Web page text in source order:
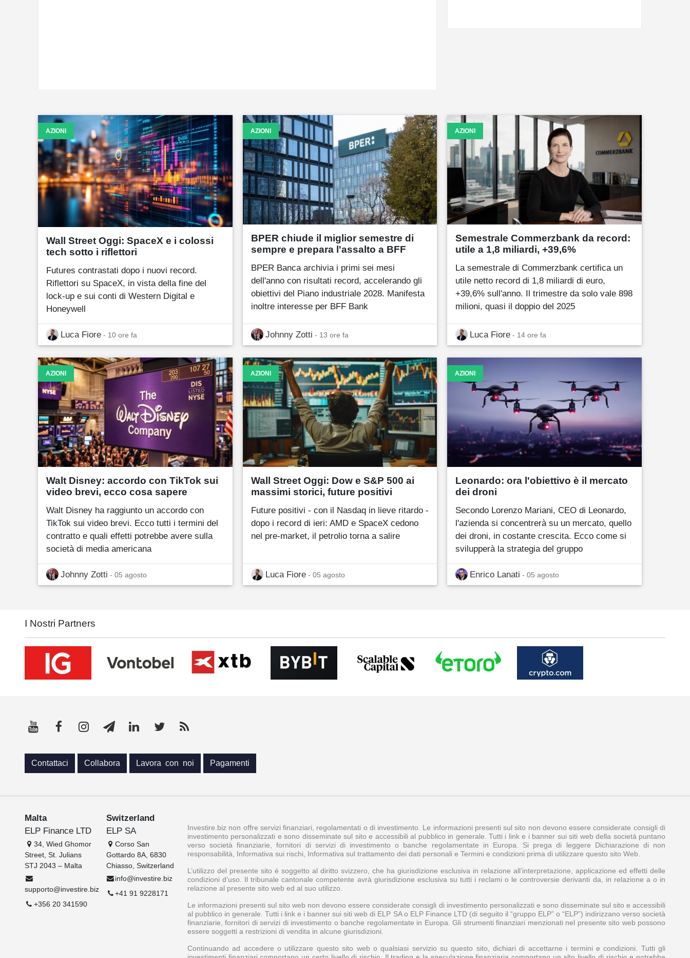
AZIONI
Wall Street Oggi: SpaceX e i colossi
tech sotto i riflettori
Futures contrastati dopo i nuovi record.
Riflettori su SpaceX, in vista della fine del
lock-up e sui conti di Western Digital e
Honeywell
Luca Fiore - 10 ore fa
AZIONI
BPER chiude il miglior semestre di
sempre e prepara l'assalto a BFF
BPER Banca archivia i primi sei mesi
dell'anno con risultati record, accelerando gli
obiettivi del Piano industriale 2028. Manifesta
inoltre interesse per BFF Bank
Johnny Zotti - 13 ore fa
AZIONI
Semestrale Commerzbank da record:
utile a 1,8 miliardi, +39,6%
La semestrale di Commerzbank certifica un
utile netto record di 1,8 miliardi di euro,
+39,6% sull'anno. Il trimestre da solo vale 898
milioni, quasi il doppio del 2025
Luca Fiore - 14 ore fa
AZIONI
Walt Disney: accordo con TikTok sui
video brevi, ecco cosa sapere
Walt Disney ha raggiunto un accordo con
TikTok sui video brevi. Ecco tutti i termini del
contratto e quali effetti potrebbe avere sulla
società di media americana
Johnny Zotti - 05 agosto
AZIONI
Wall Street Oggi: Dow e S&P 500 ai
massimi storici, future positivi
Future positivi - con il Nasdaq in lieve ritardo -
dopo i record di ieri: AMD e SpaceX cedono
nel pre-market, il petrolio torna a salire
Luca Fiore - 05 agosto
AZIONI
Leonardo: ora l'obiettivo è il mercato
dei droni
Secondo Lorenzo Mariani, CEO di Leonardo,
l'azienda si concentrerà su un mercato, quello
dei droni, in costante crescita. Ecco come si
svilupperà la strategia del gruppo
Enrico Lanati - 05 agosto
I Nostri Partners
Contattaci Collabora Lavora con noi Pagamenti
Malta
ELP Finance LTD
34, Wied Ghomor
Street, St. Julians
STJ 2043 – Malta
supporto@investire.biz
+356 20 341590
Switzerland
ELP SA
Corso San
Gottardo 8A, 6830
Chiasso, Switzerland
info@investire.biz
+41 91 9228171
Investire.biz non offre servizi finanziari, regolamentati o di investimento. Le informazioni presenti sul sito non devono essere considerate consigli di
investimento personalizzati e sono disseminate sul sito e accessibili al pubblico in generale. Tutti i link e i banner sui siti web della società puntano
verso società finanziarie, fornitori di servizi di investimento o banche regolamentate in Europa. Si prega di leggere Dichiarazione di non
responsabilità, Informativa sui rischi, Informativa sul trattamento dei dati personali e Termini e condizioni prima di utilizzare questo sito Web.
L’utilizzo del presente sito è soggetto al diritto svizzero, che ha giurisdizione esclusiva in relazione all’interpretazione, applicazione ed effetti delle
condizioni d’uso. Il tribunale cantonale competente avrà giurisdizione esclusiva su tutti i reclami o le controversie derivanti da, in relazione a o in
relazione al presente sito web ed al suo utilizzo.
Le informazioni presenti sul sito web non devono essere considerate consigli di investimento personalizzati e sono disseminate sul sito e accessibili
al pubblico in generale. Tutti i link e i banner sui siti web di ELP SA o ELP Finance LTD (di seguito il “gruppo ELP” o “ELP”) indirizzano verso società
finanziarie, fornitori di servizi di investimento o banche regolamentate in Europa. Gli strumenti finanziari menzionati nel presente sito web possono
essere soggetti a restrizioni di vendita in alcune giurisdizioni.
Continuando ad accedere o utilizzare questo sito web o qualsiasi servizio su questo sito, dichiari di accettarne i termini e condizioni. Tutti gli